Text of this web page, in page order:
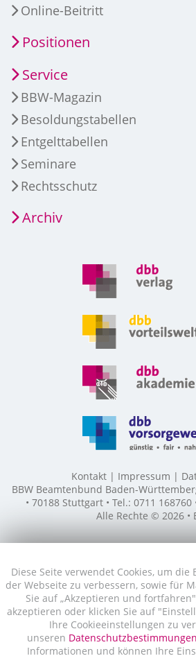
Diese Seite verwendet Cookies, um
der Webseite zu verbessern, sowie für
Sie auf „Akzeptieren und
akzeptieren oder klicken Sie auf
Ihre Cookieeinstellungen zu
unseren Datenschutzbestimmungen
Informationen und können Ihre
Online-Beitritt
Positionen
Service
BBW-Magazin
Besoldungstabellen
Entgelttabellen
Seminare
Rechtsschutz
Archiv
Kontakt Impressum
BBW Beamtenbund Baden-
• 70188 Stuttgart • Tel.: 0711 168760
Alle Rechte © 2026 •